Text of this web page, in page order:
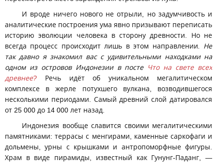
И вроде ничего нового не отрыли, но задумчивость и
аналитические построения ума явно призывают переписать
историю эволюции человека в сторону древности. Но не
всегда процесс происходит лишь в этом направлении . Не
так давно я знакомил вас с удивительными находками на
одном из островов Индонезии в посте Что на свете всех
древнее? Речь идёт об уникальном мегалитическом
комплексе в жерле потухшего вулкана, возводившегося
несколькими периодами. Самый древний слой датировался
от 25 000 до 14 000 лет назад.
Индонезия вообще славится своими мегалитическими
памятниками: террасы с менгирами, каменные саркофаги и
дольмены, урны с крышками и антропоморфные фигуры.
Храм в виде пирамиды, известный как Гунунг-Паданг, —